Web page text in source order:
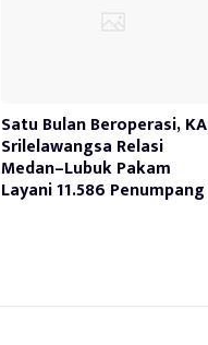
Satu Bulan Beroperasi, KA
Srilelawangsa Relasi
Medan–Lubuk Pakam
Layani 11.586 Penumpang